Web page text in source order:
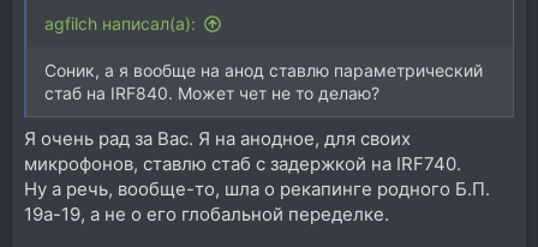
agfilch написал(а):
Соник, а я вообще на анод ставлю параметрический
стаб на IRF840. Может чет не то делаю?
Я очень рад за Вас. Я на анодное, для своих
микрофонов, ставлю стаб с задержкой на IRF740.
Ну а речь, вообще-то, шла о рекапинге родного Б.П.
19а-19, а не о его глобальной переделке.